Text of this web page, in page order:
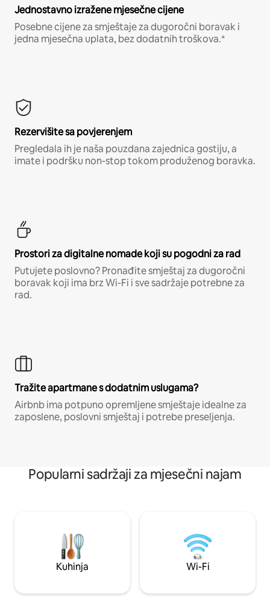
Jednostavno izražene mjesečne cijene
Posebne cijene za smještaje za dugoročni boravak i
jedna mjesečna uplata, bez dodatnih troškova.*
Rezervišite sa povjerenjem
Pregledala ih je naša pouzdana zajednica gostiju, a
imate i podršku non-stop tokom produženog boravka.
Prostori za digitalne nomade koji su pogodni za rad
Putujete poslovno? Pronađite smještaj za dugoročni
boravak koji ima brz Wi-Fi i sve sadržaje potrebne za
rad.
Tražite apartmane s dodatnim uslugama?
Airbnb ima potpuno opremljene smještaje idealne za
zaposlene, poslovni smještaj i potrebe preseljenja.
Popularni sadržaji za mjesečni najam
Kuhinja Wi-Fi